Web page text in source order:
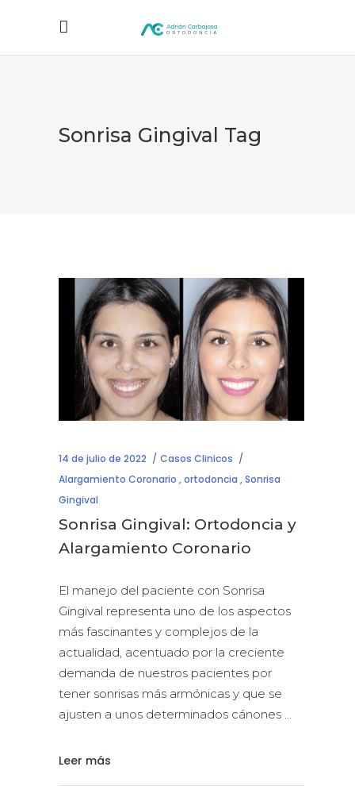
Sonrisa Gingival Tag
14 de julio de 2022
Casos Clinicos
Alargamiento Coronario ,ortodoncia ,Sonrisa
Gingival
Sonrisa Gingival: Ortodoncia y
Alargamiento Coronario
El manejo del paciente con Sonrisa
Gingival representa uno de los aspectos
más fascinantes y complejos de la
actualidad, acentuado por la creciente
demanda de nuestros pacientes por
tener sonrisas más armónicas y que se
ajusten a unos determinados cánones
Leer más